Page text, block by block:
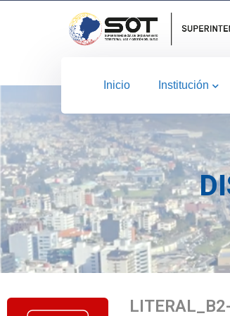
Inicio Institución